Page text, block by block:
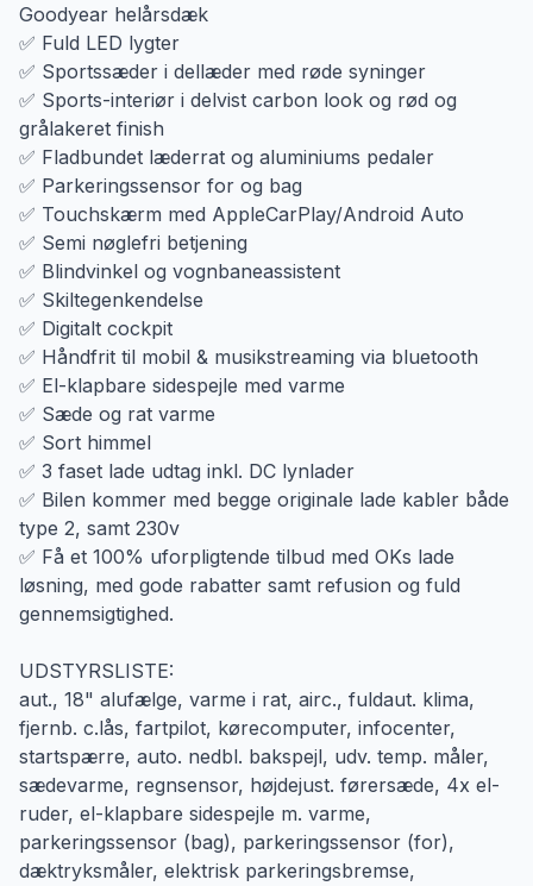
Goodyear helårsdæk
✅ Fuld LED lygter
✅ Sportssæder i dellæder med røde syninger
✅ Sports-interiør i delvist carbon look og rød og
grålakeret finish
✅ Fladbundet læderrat og aluminiums pedaler
✅ Parkeringssensor for og bag
✅ Touchskærm med AppleCarPlay/Android Auto
✅ Semi nøglefri betjening
✅ Blindvinkel og vognbaneassistent
✅ Skiltegenkendelse
✅ Digitalt cockpit
✅ Håndfrit til mobil & musikstreaming via bluetooth
✅ El-klapbare sidespejle med varme
✅ Sæde og rat varme
✅ Sort himmel
✅ 3 faset lade udtag inkl. DC lynlader
✅ Bilen kommer med begge originale lade kabler både
type 2, samt 230v
✅ Få et 100% uforpligtende tilbud med OKs lade
løsning, med gode rabatter samt refusion og fuld
gennemsigtighed.
UDSTYRSLISTE:
aut., 18" alufælge, varme i rat, airc., fuldaut. klima,
fjernb. c.lås, fartpilot, kørecomputer, infocenter,
startspærre, auto. nedbl. bakspejl, udv. temp. måler,
sædevarme, regnsensor, højdejust. førersæde, 4x el-
ruder, el-klapbare sidespejle m. varme,
parkeringssensor (bag), parkeringssensor (for),
dæktryksmåler, elektrisk parkeringsbremse,